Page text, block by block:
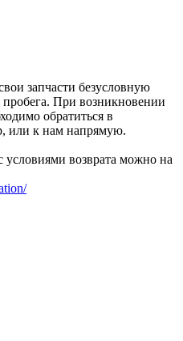
запчасти безусловную
При возникновении
обратиться в
или к нам напрямую.
условиями возврата можно на